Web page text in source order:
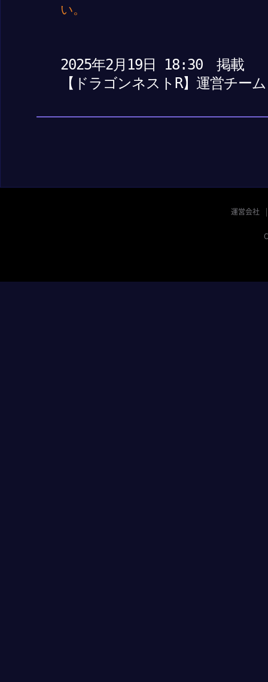
い。
2025年2月19日 18:30 掲載
【ドラゴンネストR】運営チーム
運営会社